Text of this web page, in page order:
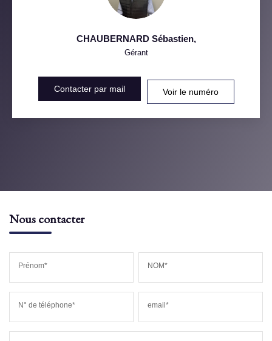
CHAUBERNARD Sébastien,
Gérant
Contacter par mail Voir le numéro
Nous contacter
Prénom* NOM*
N° de téléphone* email*